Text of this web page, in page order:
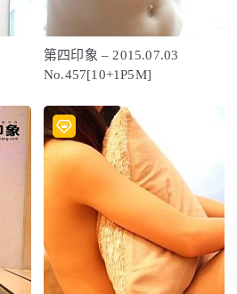
第四印象 – 2015.07.03
No.457[10+1P5M]